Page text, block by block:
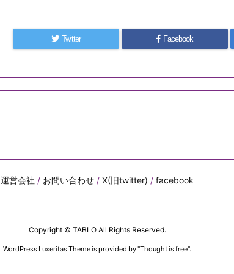
Twitter Facebook
運営会社 / お問い合わせ/ X(旧twitter) / facebook
Copyright © TABLOAll Rights Reserved.
WordPress Luxeritas Theme is provided by "Thought is free".